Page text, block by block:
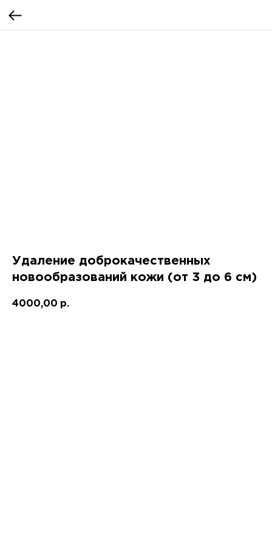
Удаление доброкачественных
новообразований кожи (от 3 до 6 см)
4000,00 р.